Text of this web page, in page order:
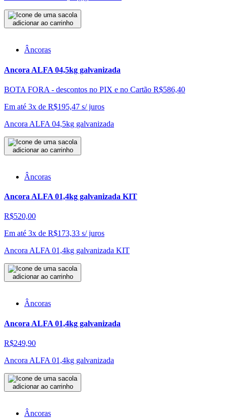
adicionar ao carrinho
Âncoras
Ancora ALFA 04,5kg galvanizada
BOTA FORA - descontos no PIX e no Cartão R$586,40
Em até 3x de R$195,47 s/ juros
Ancora ALFA 04,5kg galvanizada
adicionar ao carrinho
Âncoras
Ancora ALFA 01,4kg galvanizada KIT
R$520,00
Em até 3x de R$173,33 s/ juros
Ancora ALFA 01,4kg galvanizada KIT
adicionar ao carrinho
Âncoras
Ancora ALFA 01,4kg galvanizada
R$249,90
Ancora ALFA 01,4kg galvanizada
adicionar ao carrinho
Âncoras